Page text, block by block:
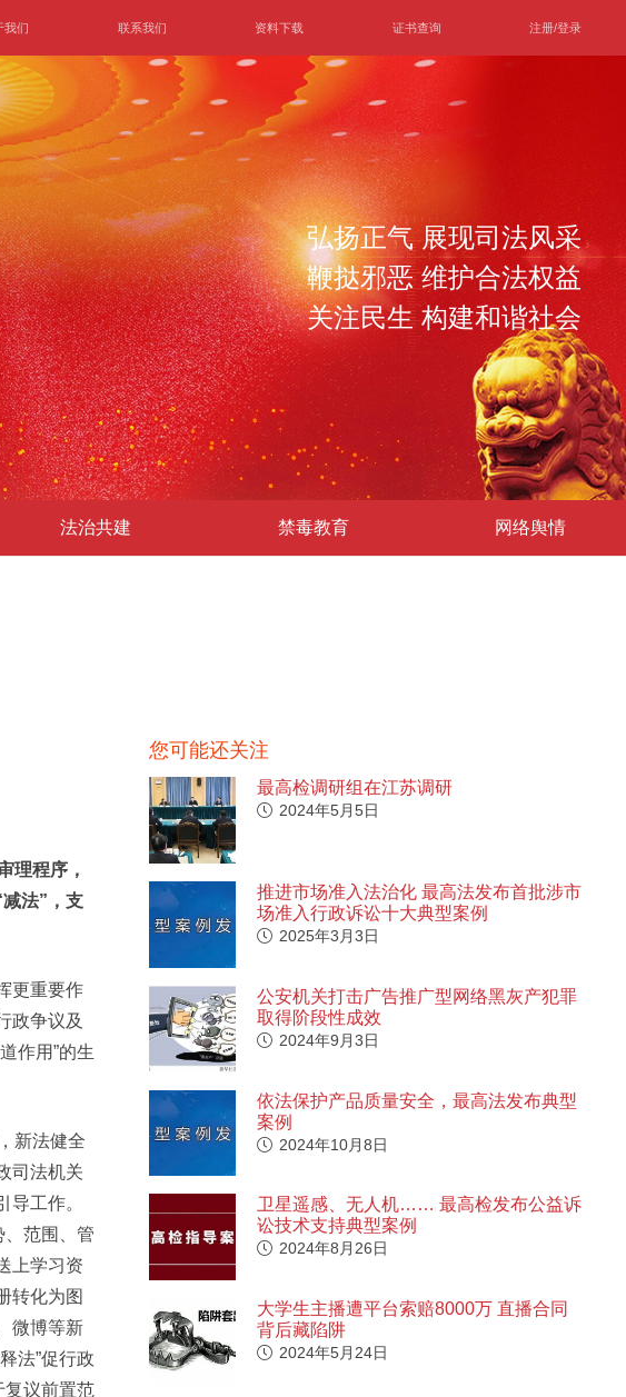
我们 联系我们 资料下载 证书查询 注册/登录
弘扬正气 展现司法风采
鞭挞邪恶 维护合法权益
关注民生 构建和谐社会
法治共建 禁毒教育 网络舆情
理程序，
法”，支
更重要作
政争议及
作用”的生
新法健全
司法机关
工作。
、范围、管
上学习资
转化为图
微博等新
法”促行政
复议前置范
您可能还关注
最高检调研组在江苏调研
2024年5月5日
推进市场准入法治化 最高法发布首批涉市
场准入行政诉讼十大典型案例
2025年3月3日
公安机关打击广告推广型网络黑灰产犯罪
取得阶段性成效
2024年9月3日
依法保护产品质量安全，最高法发布典型
案例
2024年10月8日
卫星遥感、无人机…… 最高检发布公益诉
讼技术支持典型案例
2024年8月26日
大学生主播遭平台索赔8000万 直播合同
背后藏陷阱
2024年5月24日